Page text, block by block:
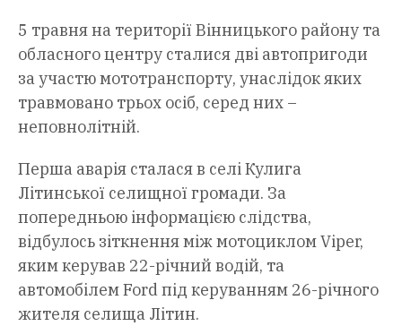
5 травня на території Вінницького району та
обласного центру сталися дві автопригоди
за участю мототранспорту, унаслідок яких
травмовано трьох осіб, серед них –
неповнолітній.
Перша аварія сталася в селі Кулига
Літинської селищної громади. За
попередньою інформацією слідства,
відбулось зіткнення між мотоциклом Viper,
яким керував 22-річний водій, та
автомобілем Ford під керуванням 26-річного
жителя селища Літин.